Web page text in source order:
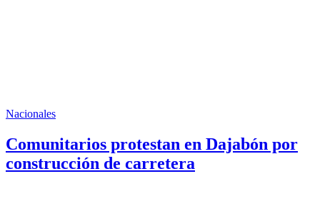
Nacionales
Comunitarios protestan en Dajabón por
construcción de carretera